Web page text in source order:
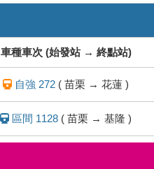
車種車次 (始發站 → 終點站)
自強 272 ( 苗栗 → 花蓮 )
區間 1128 ( 苗栗 → 基隆 )